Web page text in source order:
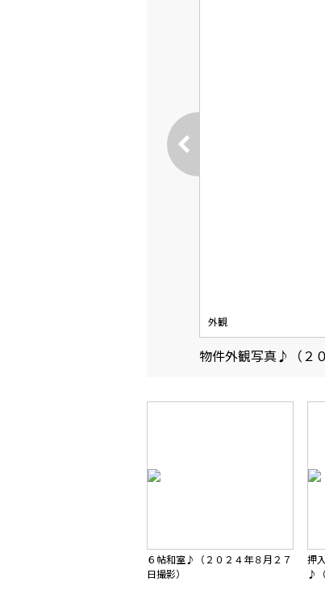
外観
物件外観写真♪（２
６帖和室♪（２０２４年８月２７
日撮影）
押
♪